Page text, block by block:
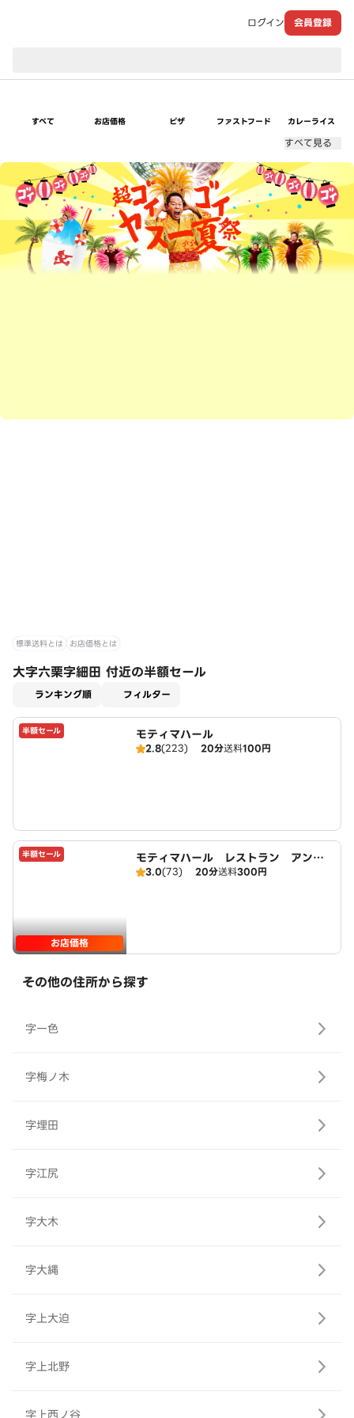
ログイン 会員登録
すべて お店価格 ピザ ファストフード カレーライス
すべて見る
超ゴイゴイヤスー夏祭
標準送料とは お店価格とは
大字六栗字細田 付近の半額セール
ランキング順 フィルター
半額セール モティマハール
2.8(223) 20分送料100円
半額セール
お店価格
モティマハール レストラン アンド
バー
3.0(73) 20分送料300円
その他の住所から探す
字一色
字梅ノ木
字埋田
字江尻
字大木
字大縄
字上大迫
字上北野